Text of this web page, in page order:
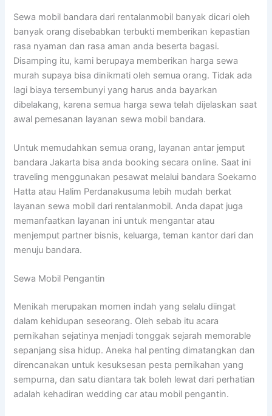
Sewa mobil bandara dari rentalanmobil banyak dicari oleh
banyak orang disebabkan terbukti memberikan kepastian
rasa nyaman dan rasa aman anda beserta bagasi.
Disamping itu, kami berupaya memberikan harga sewa
murah supaya bisa dinikmati oleh semua orang. Tidak ada
lagi biaya tersembunyi yang harus anda bayarkan
dibelakang, karena semua harga sewa telah dijelaskan saat
awal pemesanan layanan sewa mobil bandara.
Untuk memudahkan semua orang, layanan antar jemput
bandara Jakarta bisa anda booking secara online. Saat ini
traveling menggunakan pesawat melalui bandara Soekarno
Hatta atau Halim Perdanakusuma lebih mudah berkat
layanan sewa mobil dari rentalanmobil. Anda dapat juga
memanfaatkan layanan ini untuk mengantar atau
menjemput partner bisnis, keluarga, teman kantor dari dan
menuju bandara.
Sewa Mobil Pengantin
Menikah merupakan momen indah yang selalu diingat
dalam kehidupan seseorang. Oleh sebab itu acara
pernikahan sejatinya menjadi tonggak sejarah memorable
sepanjang sisa hidup. Aneka hal penting dimatangkan dan
direncanakan untuk kesuksesan pesta pernikahan yang
sempurna, dan satu diantara tak boleh lewat dari perhatian
adalah kehadiran wedding car atau mobil pengantin.